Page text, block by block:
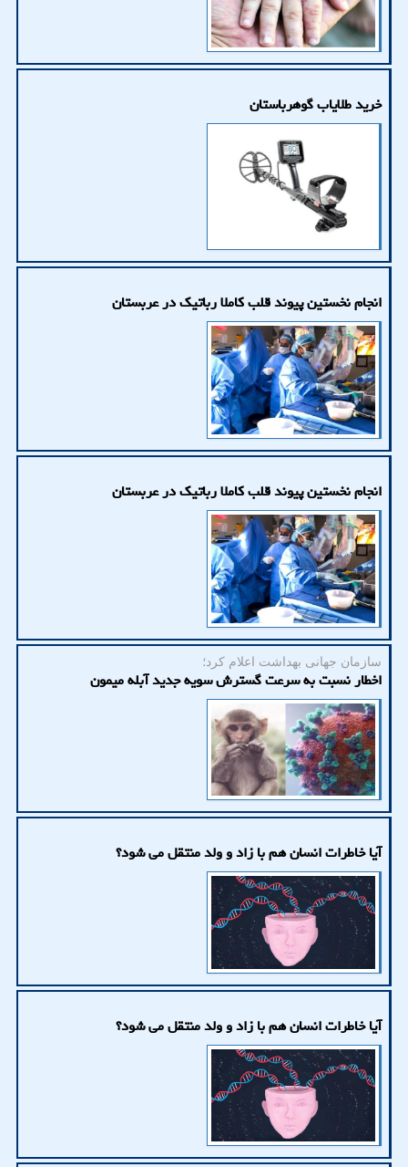
خرید طلایاب گوهرباستان
انجام نخستین پیوند قلب کاملا رباتیک در عربستان
انجام نخستین پیوند قلب کاملا رباتیک در عربستان
سازمان جهانی بهداشت اعلام كرد؛
اخطار نسبت به سرعت گسترش سویه جدید آبله میمون
آیا خاطرات انسان هم با زاد و ولد منتقل می شود؟
آیا خاطرات انسان هم با زاد و ولد منتقل می شود؟